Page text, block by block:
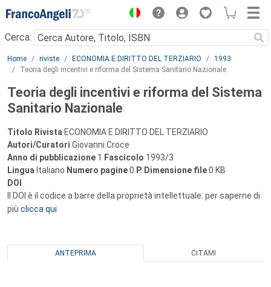
Menu
Cerca:
Main content
Home riviste ECONOMIA E DIRITTO DEL TERZIARIO
1993
Teoria degli incentivi e riforma del Sistema Sanitario Nazionale
Teoria degli incentivi e riforma del Sistema
Sanitario Nazionale
Titolo Rivista ECONOMIA E DIRITTO DEL TERZIARIO
Autori/Curatori Giovanni Croce
Anno di pubblicazione 1 Fascicolo 1993/3
Lingua Italiano Numero pagine0 P. Dimensione file0 KB
DOI
Il DOI è il codice a barre della proprietà intellettuale: per saperne di
più clicca qui
ANTEPRIMA CITAMI